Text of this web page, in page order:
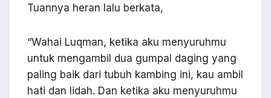
Tuannya heran lalu berkata,
“Wahai Luqman, ketika aku menyuruhmu
untuk mengambil dua gumpal daging yang
paling baik dari tubuh kambing ini, kau ambil
hati dan lidah. Dan ketika aku menyuruhmu